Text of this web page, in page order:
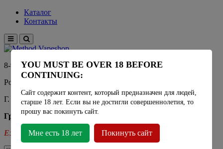
Каталог
Контакты
8-915-450-21-92
Розничный магазин Method Vapeshop
Г. Москва, улица Южнобутовская 36
График работы
Ежедневно - 11:00 - 21:00
YOU MUST BE OVER 18 BEFORE
CONTINUING:
Сайт содержит контент, который предназначен для людей,
старше 18 лет. Если вы не достигли совершеннолетия, то
прошу вас покинуть сайт.
Мне есть 18 лет Покинуть сайт